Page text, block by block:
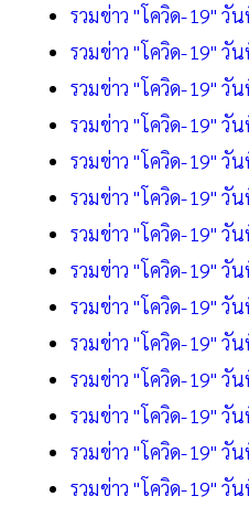
รวมข่าว "โควิด-19" วั
รวมข่าว "โควิด-19" วั
รวมข่าว "โควิด-19" วั
รวมข่าว "โควิด-19" วั
รวมข่าว "โควิด-19" วั
รวมข่าว "โควิด-19" วั
รวมข่าว "โควิด-19" วั
รวมข่าว "โควิด-19" วั
รวมข่าว "โควิด-19" วั
รวมข่าว "โควิด-19" วั
รวมข่าว "โควิด-19" วั
รวมข่าว "โควิด-19" วั
รวมข่าว "โควิด-19" วั
รวมข่าว "โควิด-19" วั